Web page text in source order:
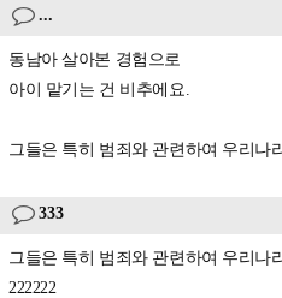
...
동남아 살아본 경험으로
아이 맡기는 건 비추에요.
그들은 특히 범죄와 관련하여 우리나
333
그들은 특히 범죄와 관련하여 우리나
222222